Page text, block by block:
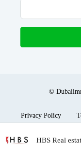
HBS Real
©
Privacy Policy